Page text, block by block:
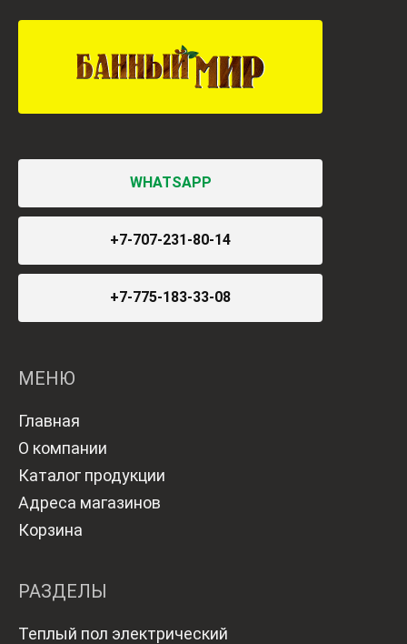
WHATSAPP
+7-707-231-80-14
+7-775-183-33-08
МЕНЮ
Главная
О компании
Каталог продукции
Адреса магазинов
Корзина
РАЗДЕЛЫ
Теплый пол электрический